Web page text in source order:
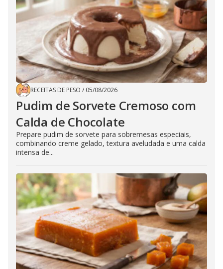
RECEITAS DE PESO / 05/08/2026
Pudim de Sorvete Cremoso com
Calda de Chocolate
Prepare pudim de sorvete para sobremesas especiais,
combinando creme gelado, textura aveludada e uma calda
intensa de...